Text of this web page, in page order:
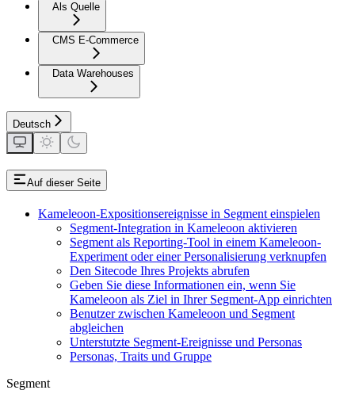
Als Quelle
CMS E-Commerce
Data Warehouses
Deutsch
Auf dieser Seite
Kameleoon-Expositionsereignisse in Segment einspielen
Segment-Integration in Kameleoon aktivieren
Segment als Reporting-Tool in einem Kameleoon-
Experiment oder einer Personalisierung verknupfen
Den Sitecode Ihres Projekts abrufen
Geben Sie diese Informationen ein, wenn Sie
Kameleoon als Ziel in Ihrer Segment-App einrichten
Benutzer zwischen Kameleoon und Segment
abgleichen
Unterstutzte Segment-Ereignisse und Personas
Personas, Traits und Gruppe
Segment